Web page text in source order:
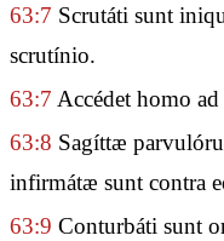
63:7 Scrutáti sunt
scrutínio.
63:7 Accédet homo
63:8 Sagíttæ
infirmátæ sunt contra
63:9 Conturbáti sunt